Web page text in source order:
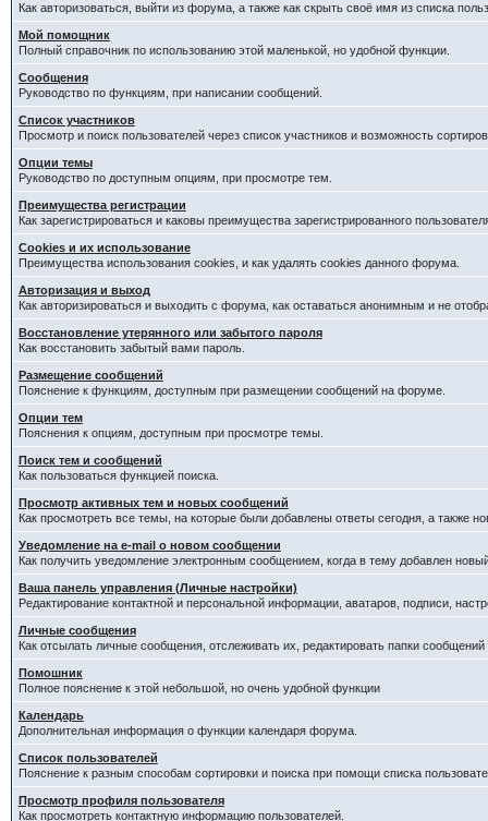
Как авторизоваться, выйти из форума, а также как скрыть своё имя из списка
Мой помощник
Полный справочник по использованию этой маленькой, но удобной функции.
Сообщения
Руководство по функциям, при написании сообщений.
Список участников
Просмотр и поиск пользователей через список участников и возможность
Опции темы
Руководство по доступным опциям, при просмотре тем.
Преимущества регистрации
Как зарегистрироваться и каковы преимущества зарегистрированного
Cookies и их использование
Преимущества использования cookies, и как удалять cookies данного форума.
Авторизация и выход
Как авторизироваться и выходить с форума, как оставаться анонимным и не
Восстановление утерянного или забытого пароля
Как восстановить забытый вами пароль.
Размещение сообщений
Пояснение к функциям, доступным при размещении сообщений на форуме.
Опции тем
Пояснения к опциям, доступным при просмотре темы.
Поиск тем и сообщений
Как пользоваться функцией поиска.
Просмотр активных тем и новых сообщений
Как просмотреть все темы, на которые были добавлены ответы сегодня, а также
Уведомление на е-mail о новом сообщении
Как получить уведомление электронным сообщением, когда в тему добавлен
Ваша панель управления (Личные настройки)
Редактирование контактной и персональной информации, аватаров, подписи,
Личные сообщения
Как отсылать личные сообщения, отслеживать их, редактировать папки
Помошник
Полное пояснение к этой небольшой, но очень удобной функции
Календарь
Дополнительная информация о функции календаря форума.
Список пользователей
Пояснение к разным способам сортировки и поиска при помощи списка
Просмотр профиля пользователя
Как просмотреть контактную информацию пользователей.